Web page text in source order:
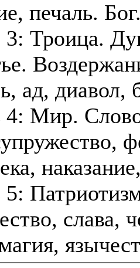
печаль.
3: Троица.
ад, диавол,
4: Мир.
5:
слава,